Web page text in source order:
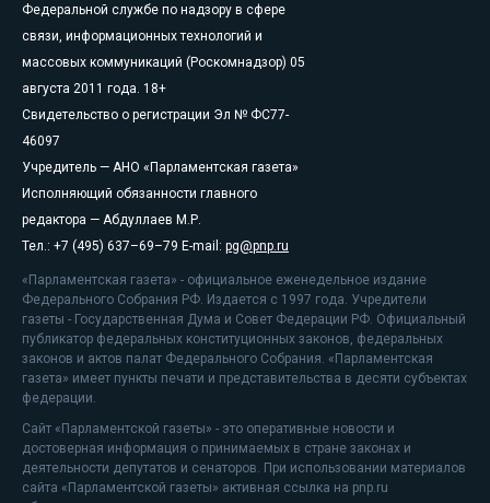
Федеральной службе по надзору в сфере
связи, информационных технологий и
массовых коммуникаций (Роскомнадзор) 05
августа 2011 года. 18+
Свидетельство о регистрации Эл № ФС77-
46097
Учредитель — АНО «Парламентская газета»
Исполняющий обязанности главного
редактора — Абдуллаев М.Р.
Тел.: +7 (495) 637–69–79 E-mail: pg@pnp.ru
«Парламентская газета» - официальное еженедельное издание
Федерального Собрания РФ. Издается с 1997 года. Учредители
газеты - Государственная Дума и Совет Федерации РФ. Официальный
публикатор федеральных конституционных законов, федеральных
законов и актов палат Федерального Собрания. «Парламентская
газета» имеет пункты печати и представительства в десяти субъектах
федерации.
Сайт «Парламентской газеты» - это оперативные новости и
достоверная информация о принимаемых в стране законах и
деятельности депутатов и сенаторов. При использовании материалов
сайта «Парламентской газеты» активная ссылка на pnp.ru